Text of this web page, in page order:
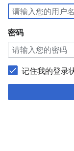
密码
记住我的登录